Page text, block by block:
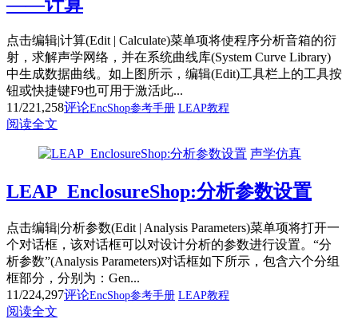
点击编辑|计算(Edit | Calculate)菜单项将使程序分析音箱的衍
射，求解声学网络，并在系统曲线库(System Curve Library)
中生成数据曲线。如上图所示，编辑(Edit)工具栏上的工具按
钮或快捷键F9也可用于激活此...
11/221,258评论EncShop参考手册 LEAP教程
阅读全文
声学仿真
LEAP_EnclosureShop:分析参数设置
点击编辑|分析参数(Edit | Analysis Parameters)菜单项将打开一
个对话框，该对话框可以对设计分析的参数进行设置。“分
析参数”(Analysis Parameters)对话框如下所示，包含六个分组
框部分，分别为：Gen...
11/224,297评论EncShop参考手册 LEAP教程
阅读全文